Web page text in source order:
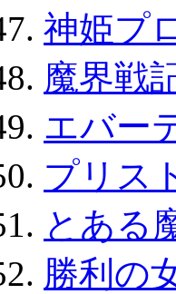
神姫プ
魔界戦
エバー
プリス
とある
勝利の